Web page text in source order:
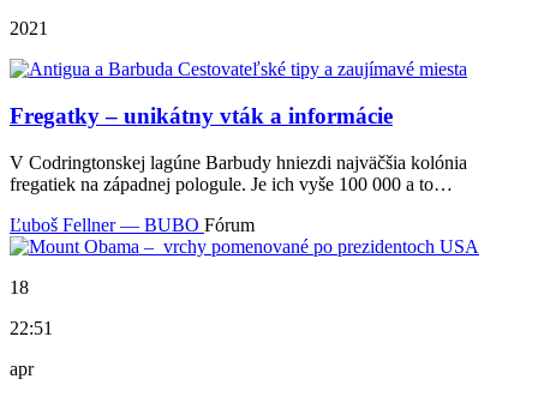
2021
Fregatky – unikátny vták a informácie
V Codringtonskej lagúne Barbudy hniezdi najväčšia kolónia
fregatiek na západnej pologule. Je ich vyše 100 000 a to…
Ľuboš Fellner — BUBO Fórum
18
22:51
apr